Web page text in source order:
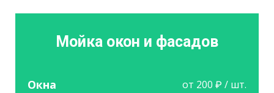
Мойка окон и фасадов
Окна от 200 ₽ / шт.